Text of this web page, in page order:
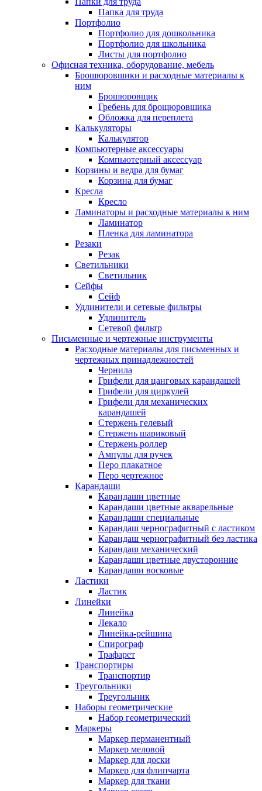
Папка для труда
Портфолио
Портфолио для дошкольника
Портфолио для школьника
Листы для портфолио
Офисная техника, оборудование, мебель
Брошюровшики и расходные материалы к
ним
Брошюровщик
Гребень для брощюровшика
Обложка для переплета
Калькуляторы
Калькулятор
Компьютерные аксессуары
Компьютерный аксессуар
Корзины и ведра для бумаг
Корзина для бумаг
Кресла
Кресло
Ламинаторы и расходные материалы к ним
Ламинатор
Пленка для ламинатора
Резаки
Резак
Светильники
Светильник
Сейфы
Сейф
Удлинители и сетевые фильтры
Удлинитель
Сетевой фильтр
Письменные и чертежные инструменты
Расходные материалы для письменных и
чертежных принадлежностей
Чернила
Грифели для цанговых карандашей
Грифели для циркулей
Грифели для механических
карандашей
Стержень гелевый
Стержень шариковый
Стержень роллер
Ампулы для ручек
Перо плакатное
Перо чертежное
Карандаши
Карандаши цветные
Карандаши цветные акварельные
Карандаши специальные
Карандаш чернографитный с ластиком
Карандаш чернографитный без ластика
Карандаш механический
Карандаши цветные двусторонние
Карандаши восковые
Ластики
Ластик
Линейки
Линейка
Лекало
Линейка-рейшина
Спирограф
Трафарет
Транспортиры
Транспортир
Треугольники
Треугольник
Наборы геометрические
Набор геометрический
Маркеры
Маркер перманентный
Маркер меловой
Маркер для доски
Маркер для флипчарта
Маркер для ткани